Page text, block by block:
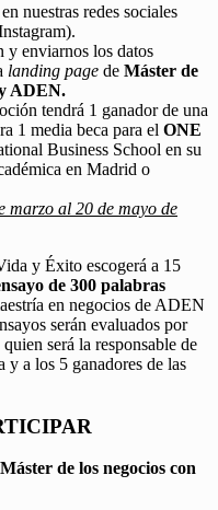
nuestras redes sociales
y enviarnos los datos
landing page de Máster de
ADEN.
tendrá 1 ganador de una
1 media beca para el ONE
Business School en su
en Madrid o
marzo al 20 de mayo de
y Éxito escogerá a 15
de 300 palabras
en negocios de ADEN
serán evaluados por
será la responsable de
y a los 5 ganadores de las
Máster de los negocios con